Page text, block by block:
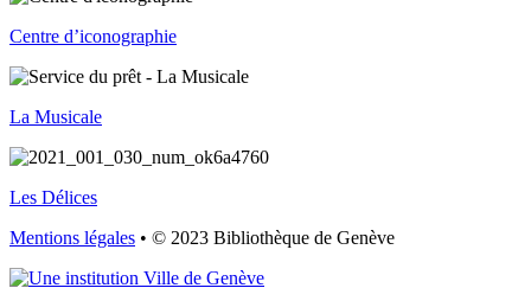
Centre d’iconographie
La Musicale
Les Délices
Mentions légales • © 2023 Bibliothèque de Genève